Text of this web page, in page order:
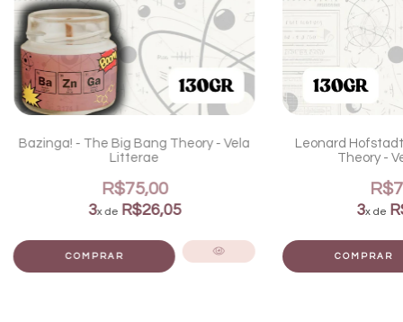
Bazinga! - The Big Bang Theory - Vela
Litterae
R$75,00
3x de R$26,05
COMPRAR
Leonard
Theory -
3x de
COMPRAR